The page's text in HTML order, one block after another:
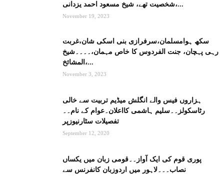
شخصیت تھے، شیخ مسعود احمد یزدانی،...
November 19, 2023
سکھ ہوامسلمان،سرفرازی بنی اسکی شان،غربت
رہی پہچان، جنت الفردوس کا خاص مہمان،۔۔۔۔شیخ
المشائخ،...
November 3, 2023
ہزاروں فیس والے انگلش میڈیم تربیت سے خالی
رٹاسکولز۔۔سلیم ہاشمی کااعلان۔عوام کے نام۔۔
تفصیلات سٹارنیوزپر
September 12, 2020
پوری قوم کی ایک آواز۔۔قومی زبان میں یکساں
نصاب۔۔۔لاہور میں اردوزبان کانفرنس سے